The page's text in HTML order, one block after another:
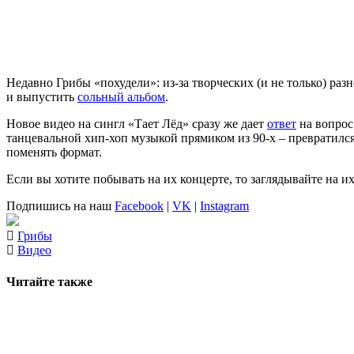
Недавно Грибы «похудели»: из-за творческих (и не только)
и выпустить сольный альбом.
Новое видео на сингл «Тает Лёд» сразу же дает ответ на
танцевальной хип-хоп музыкой прямиком из 90-х –
поменять формат.
Если вы хотите побывать на их концерте, то заглядывайте на
Подпишись на наш Facebook | VK | Instagram
Грибы
Видео
Читайте также